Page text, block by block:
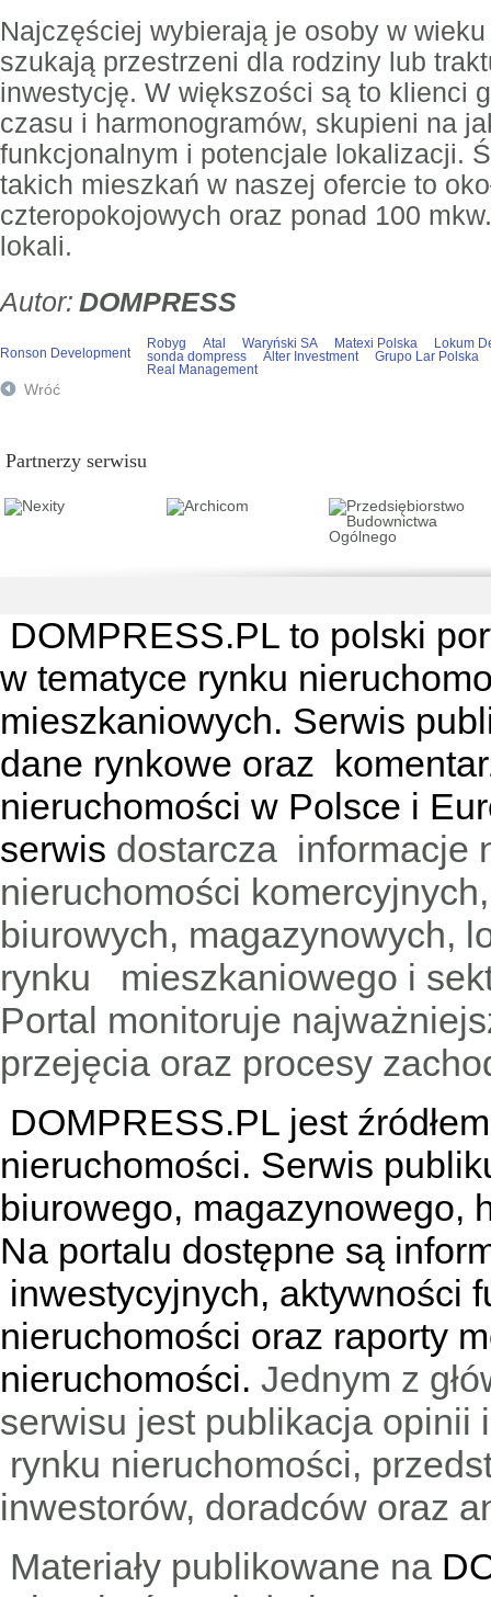
Najczęściej wybierają je osoby w
szukają przestrzeni dla rodziny lub
inwestycję. W większości są to klienci
czasu i harmonogramów, skupieni na
funkcjonalnym i potencjale lokalizacji.
takich mieszkań w naszej ofercie to
czteropokojowych oraz ponad 100
lokali.
DOMPRESS
Ronson Development
Robyg Atal Waryński SA Matexi Polska
Lokum
sonda dompress
Alter Investment
Grupo Lar Polska
Real Management
Wróć
Partnerzy serwisu
DOMPRESS.PL to polski
w tematyce rynku
mieszkaniowych. Serwis
dane rynkowe oraz
nieruchomości w Polsce i
serwis dostarcza informacje
nieruchomości
biurowych, magazynowych,
rynku mieszkaniowego i
Portal monitoruje
przejęcia oraz procesy
DOMPRESS.PL jest
nieruchomości. Serwis
biurowego, magazynowego,
Na portalu dostępne są
inwestycyjnych, aktywności
nieruchomości oraz raporty
nieruchomości. Jednym z
serwisu jest publikacja
rynku nieruchomości,
inwestorów, doradców oraz
Materiały publikowane na